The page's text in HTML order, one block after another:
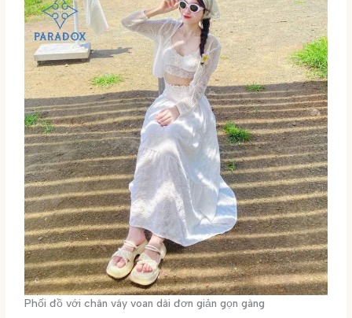
Phối đồ với chân váy voan dài đơn giản gọn gàng